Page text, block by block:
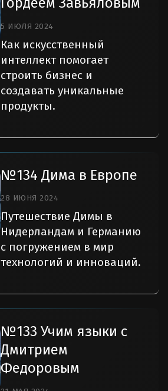
5 ИЮЛЯ 2024
Как искусственный
интеллект помогает
строить бизнес и
создавать уникальные
продукты.
№134 Дима в Европе
28 ИЮНЯ 2024
Путешествие Димы в
Нидерландам и Германию
с погружением в мир
технологий и инноваций.
№133 Учим языки с
Дмитрием
Федоровым